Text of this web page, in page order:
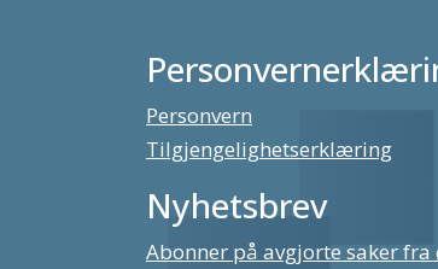
Personvern
Tilgjengelighetserklæring
Nyhetsbrev
Abonner på avgjorte saker fra